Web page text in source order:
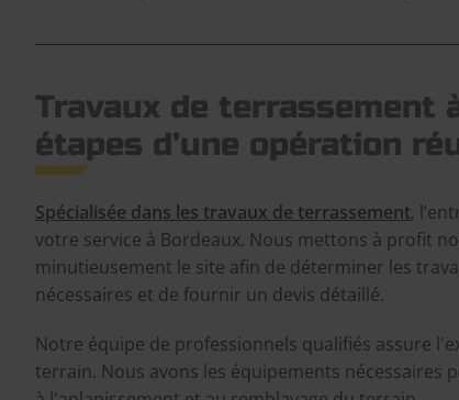
Travaux de terrassement
étapes d’une opération
Spécialisée dans les travaux de terrassement,
votre service à Bordeaux. Nous mettons à profit
minutieusement le site afin de déterminer les
nécessaires et de fournir un devis détaillé.
Notre équipe de professionnels qualifiés assure
terrain. Nous avons les équipements nécessaires